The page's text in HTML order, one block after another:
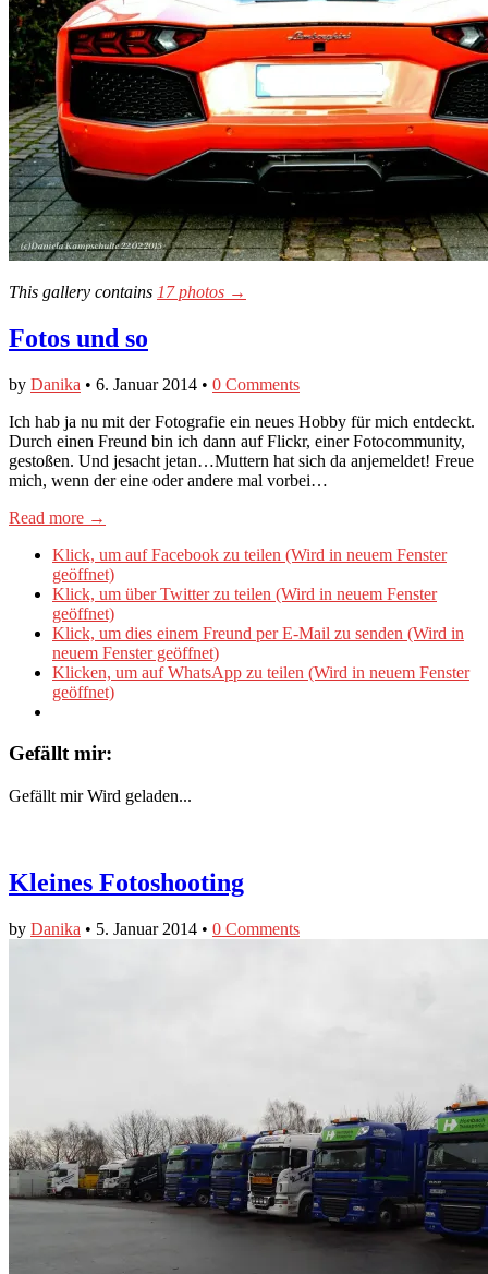
This gallery contains 17 photos →
Fotos und so
by Danika • 6. Januar 2014 • 0 Comments
Ich hab ja nu mit der Fotografie ein neues Hobby für mich entdeckt.
Durch einen Freund bin ich dann auf Flickr, einer Fotocommunity,
gestoßen. Und jesacht jetan…Muttern hat sich da anjemeldet! Freue
mich, wenn der eine oder andere mal vorbei…
Read more →
Klick, um auf Facebook zu teilen (Wird in neuem Fenster
geöffnet)
Klick, um über Twitter zu teilen (Wird in neuem Fenster
geöffnet)
Klick, um dies einem Freund per E-Mail zu senden (Wird in
neuem Fenster geöffnet)
Klicken, um auf WhatsApp zu teilen (Wird in neuem Fenster
geöffnet)
Gefällt mir:
Gefällt mir Wird geladen...
Kleines Fotoshooting
by Danika • 5. Januar 2014 • 0 Comments